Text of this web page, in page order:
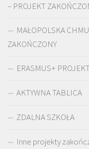
– PROJEKT
MAŁOPOLSKA
ZAKOŃCZONY
ERASMUS+
AKTYWNA TABLICA
ZDALNA SZKOŁA
Inne projekty